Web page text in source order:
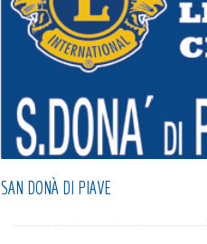
SAN DONÀ DI PIAVE